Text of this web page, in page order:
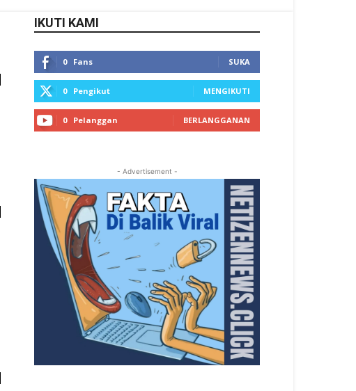
IKUTI KAMI
0 Fans SUKA
0 Pengikut MENGIKUTI
0 Pelanggan BERLANGGANAN
- Advertisement -